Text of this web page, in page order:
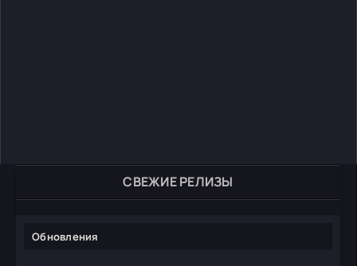
СВЕЖИЕ РЕЛИЗЫ
Обновления